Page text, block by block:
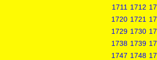
1711 1712
1720 1721
1729 1730
1738 1739
1747 1748